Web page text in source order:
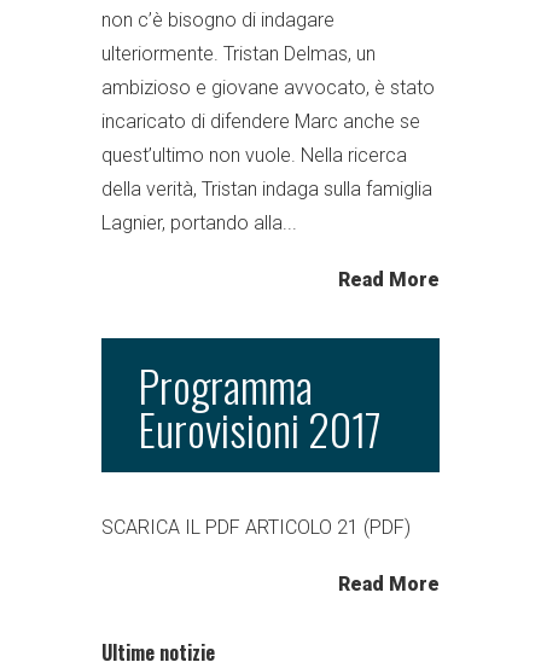
non c’è bisogno di indagare
ulteriormente. Tristan Delmas, un
ambizioso e giovane avvocato, è stato
incaricato di difendere Marc anche se
quest’ultimo non vuole. Nella ricerca
della verità, Tristan indaga sulla famiglia
Lagnier, portando alla...
Read More
Programma
Eurovisioni 2017
SCARICA IL PDF ARTICOLO 21 (PDF)
Read More
Ultime notizie